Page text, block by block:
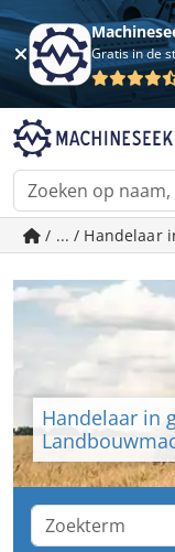
Gratis in de
/ ... / Handelaar
Handelaar in